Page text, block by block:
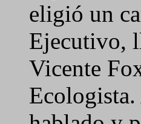
eligió un
Ejecutivo,
Vicente
Ecologista.